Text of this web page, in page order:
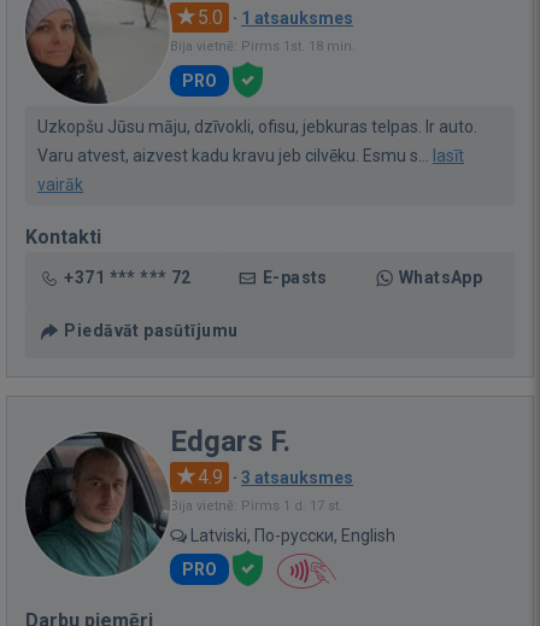
5.0 · 1 atsauksmes
Bija vietnē: Pirms 1st. 18 min.
PRO
Uzkopšu Jūsu māju, dzīvokli, ofisu, jebkuras telpas. Ir auto.
Varu atvest, aizvest kadu kravu jeb cilvēku. Esmu s... lasīt
vairāk
Kontakti
+371 *** *** 72 E-pasts WhatsApp
Piedāvāt pasūtījumu
Edgars F.
4.9 · 3 atsauksmes
Bija vietnē: Pirms 1 d. 17 st.
Latviski, По-русски, English
PRO
Darbu piemēri